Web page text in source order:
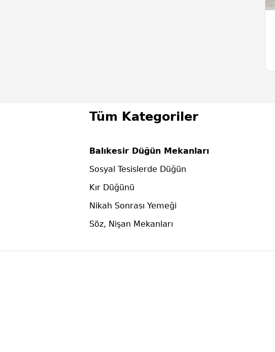
Tüm Kategoriler
Balıkesir Düğün Mekanları
Sosyal Tesislerde Düğün
Kır Düğünü
Nikah Sonrası Yemeği
Söz, Nişan Mekanları